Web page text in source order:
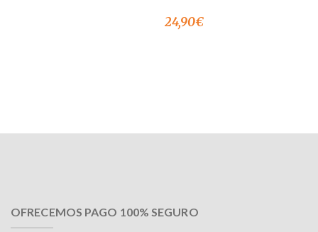
24,90€
OFRECEMOS PAGO 100% SEGURO